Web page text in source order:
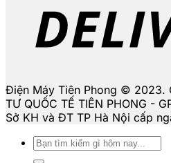
Điện Máy Tiên Phong © 2023.
TƯ QUỐC TẾ TIÊN PHONG -
Sở KH và ĐT TP Hà Nội cấp
Tìm
kiếm: